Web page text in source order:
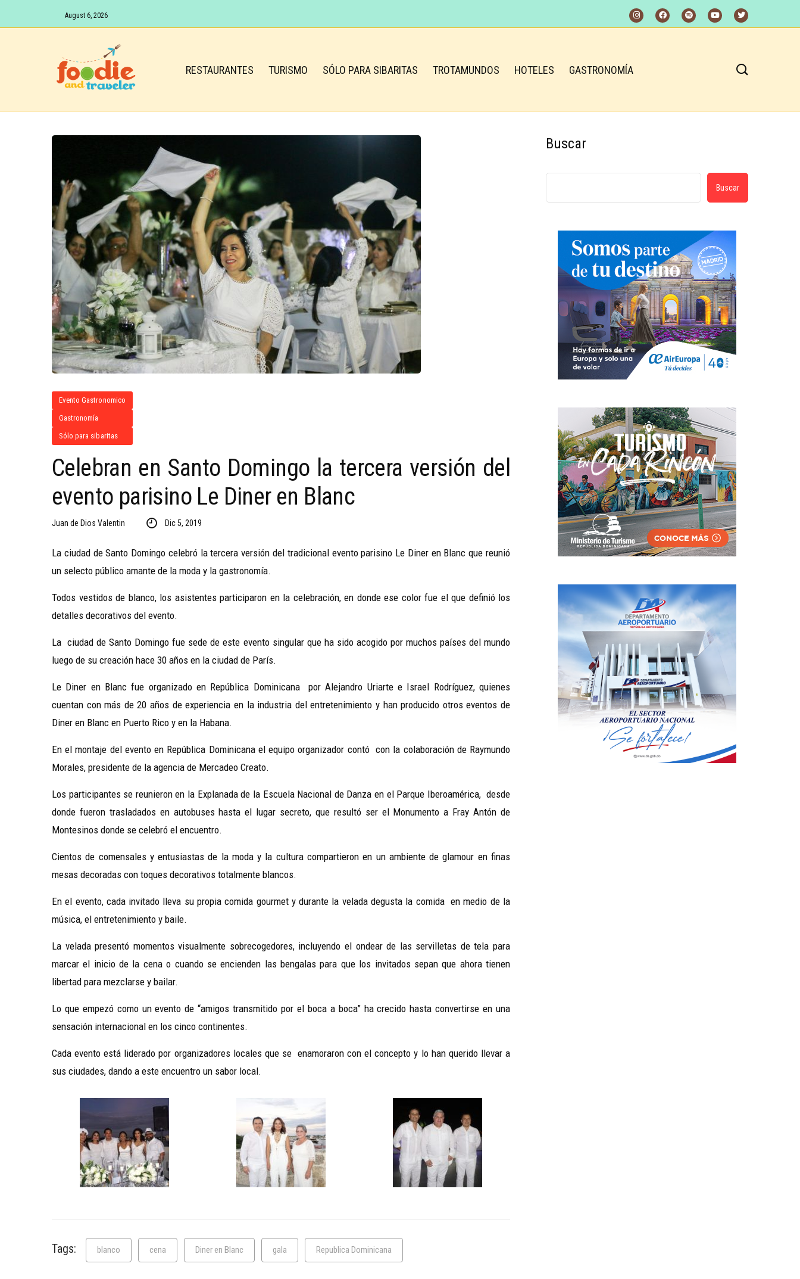
August 6, 2026
RESTAURANTES TURISMO SÓLO PARA SIBARITAS TROTAMUNDOS HOTELES GASTRONOMÍA
Evento Gastronomico
Gastronomía
Sólo para sibaritas
Celebran en Santo Domingo la tercera versión del
evento parisino Le Diner en Blanc
Juan de Dios Valentin Dic 5, 2019
La ciudad de Santo Domingo celebró la tercera versión del tradicional evento parisino Le Diner en Blanc que reunió
un selecto público amante de la moda y la gastronomía.
Todos vestidos de blanco, los asistentes participaron en la celebración, en donde ese color fue el que definió los
detalles decorativos del evento.
La ciudad de Santo Domingo fue sede de este evento singular que ha sido acogido por muchos países del mundo
luego de su creación hace 30 años en la ciudad de París.
Le Diner en Blanc fue organizado en República Dominicana por Alejandro Uriarte e Israel Rodríguez, quienes
cuentan con más de 20 años de experiencia en la industria del entretenimiento y han producido otros eventos de
Diner en Blanc en Puerto Rico y en la Habana.
En el montaje del evento en República Dominicana el equipo organizador contó con la colaboración de Raymundo
Morales, presidente de la agencia de Mercadeo Creato.
Los participantes se reunieron en la Explanada de la Escuela Nacional de Danza en el Parque Iberoamérica, desde
donde fueron trasladados en autobuses hasta el lugar secreto, que resultó ser el Monumento a Fray Antón de
Montesinos donde se celebró el encuentro.
Cientos de comensales y entusiastas de la moda y la cultura compartieron en un ambiente de glamour en finas
mesas decoradas con toques decorativos totalmente blancos.
En el evento, cada invitado lleva su propia comida gourmet y durante la velada degusta la comida en medio de la
música, el entretenimiento y baile.
La velada presentó momentos visualmente sobrecogedores, incluyendo el ondear de las servilletas de tela para
marcar el inicio de la cena o cuando se encienden las bengalas para que los invitados sepan que ahora tienen
libertad para mezclarse y bailar.
Lo que empezó como un evento de “amigos transmitido por el boca a boca” ha crecido hasta convertirse en una
sensación internacional en los cinco continentes.
Cada evento está liderado por organizadores locales que se enamoraron con el concepto y lo han querido llevar a
sus ciudades, dando a este encuentro un sabor local.
Tags: blanco cena Diner en Blanc gala Republica Dominicana
Buscar
Buscar